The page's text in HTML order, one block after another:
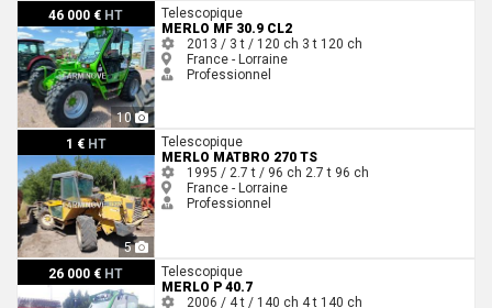
46 000 € HT
10
Merlo MF 30.9 CL2
Telescopique
MERLO MF 30.9 CL2
2013 / 3 t / 120 ch 3 t 120 ch
France - Lorraine
Professionnel
1 € HT
5
Merlo MATBRO 270 TS
Telescopique
MERLO MATBRO 270 TS
1995 / 2.7 t / 96 ch 2.7 t 96 ch
France - Lorraine
Professionnel
26 000 € HT
Merlo P 40.7
Telescopique
MERLO P 40.7
2006 / 4 t / 140 ch 4 t 140 ch